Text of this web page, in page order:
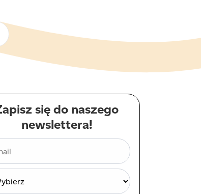
się do naszego
newslettera!